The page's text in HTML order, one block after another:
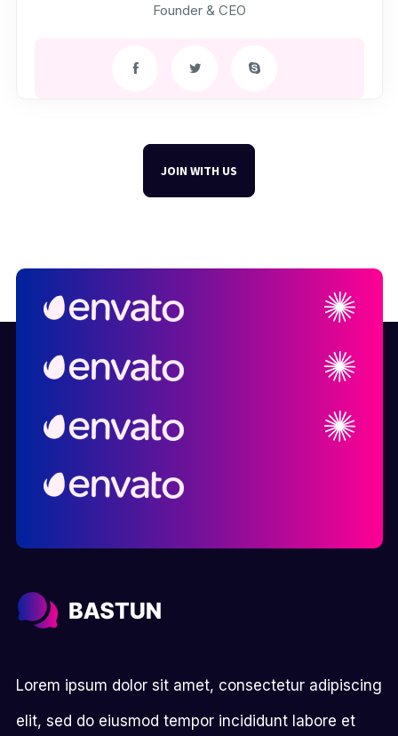
Founder & CEO
JOIN WITH US
Lorem ipsum dolor sit amet, consectetur adipiscing
elit, sed do eiusmod tempor incididunt labore et